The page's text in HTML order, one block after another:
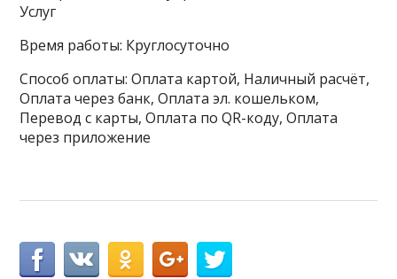
Услуг
Время работы: Круглосуточно
Способ оплаты: Оплата картой, Наличный расчёт,
Оплата через банк, Оплата эл. кошельком,
Перевод с карты, Оплата по QR-коду, Оплата
через приложение